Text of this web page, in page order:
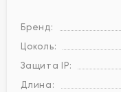
Бренд:
Цоколь:
Защита IP:
Длина: